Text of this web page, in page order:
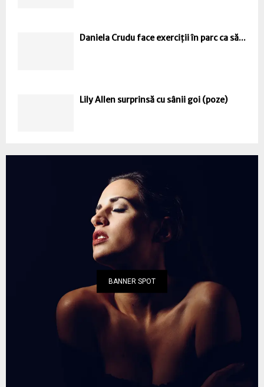
Daniela Crudu face exerciții în parc ca să...
Lily Allen surprinsă cu sânii goi (poze)
BANNER SPOT